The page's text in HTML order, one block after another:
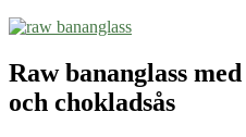
Raw bananglass
och chokladsås